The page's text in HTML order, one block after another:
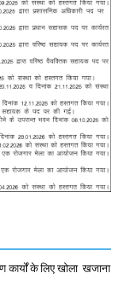
कार्यों के लिए खोला खजाना